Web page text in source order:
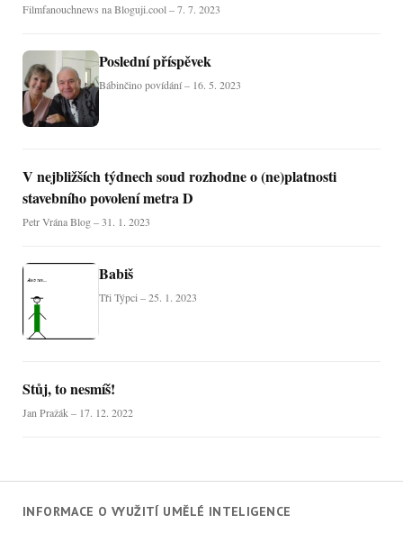
Filmfanouchnews na Bloguji.cool – 7. 7. 2023
Poslední příspěvek
Bábinčino povídání – 16. 5. 2023
V nejbližších týdnech soud rozhodne o (ne)platnosti
stavebního povolení metra D
Petr Vrána Blog – 31. 1. 2023
Babiš
Tři Týpci – 25. 1. 2023
Stůj, to nesmíš!
Jan Pražák – 17. 12. 2022
INFORMACE O VYUŽITÍ UMĚLÉ INTELIGENCE